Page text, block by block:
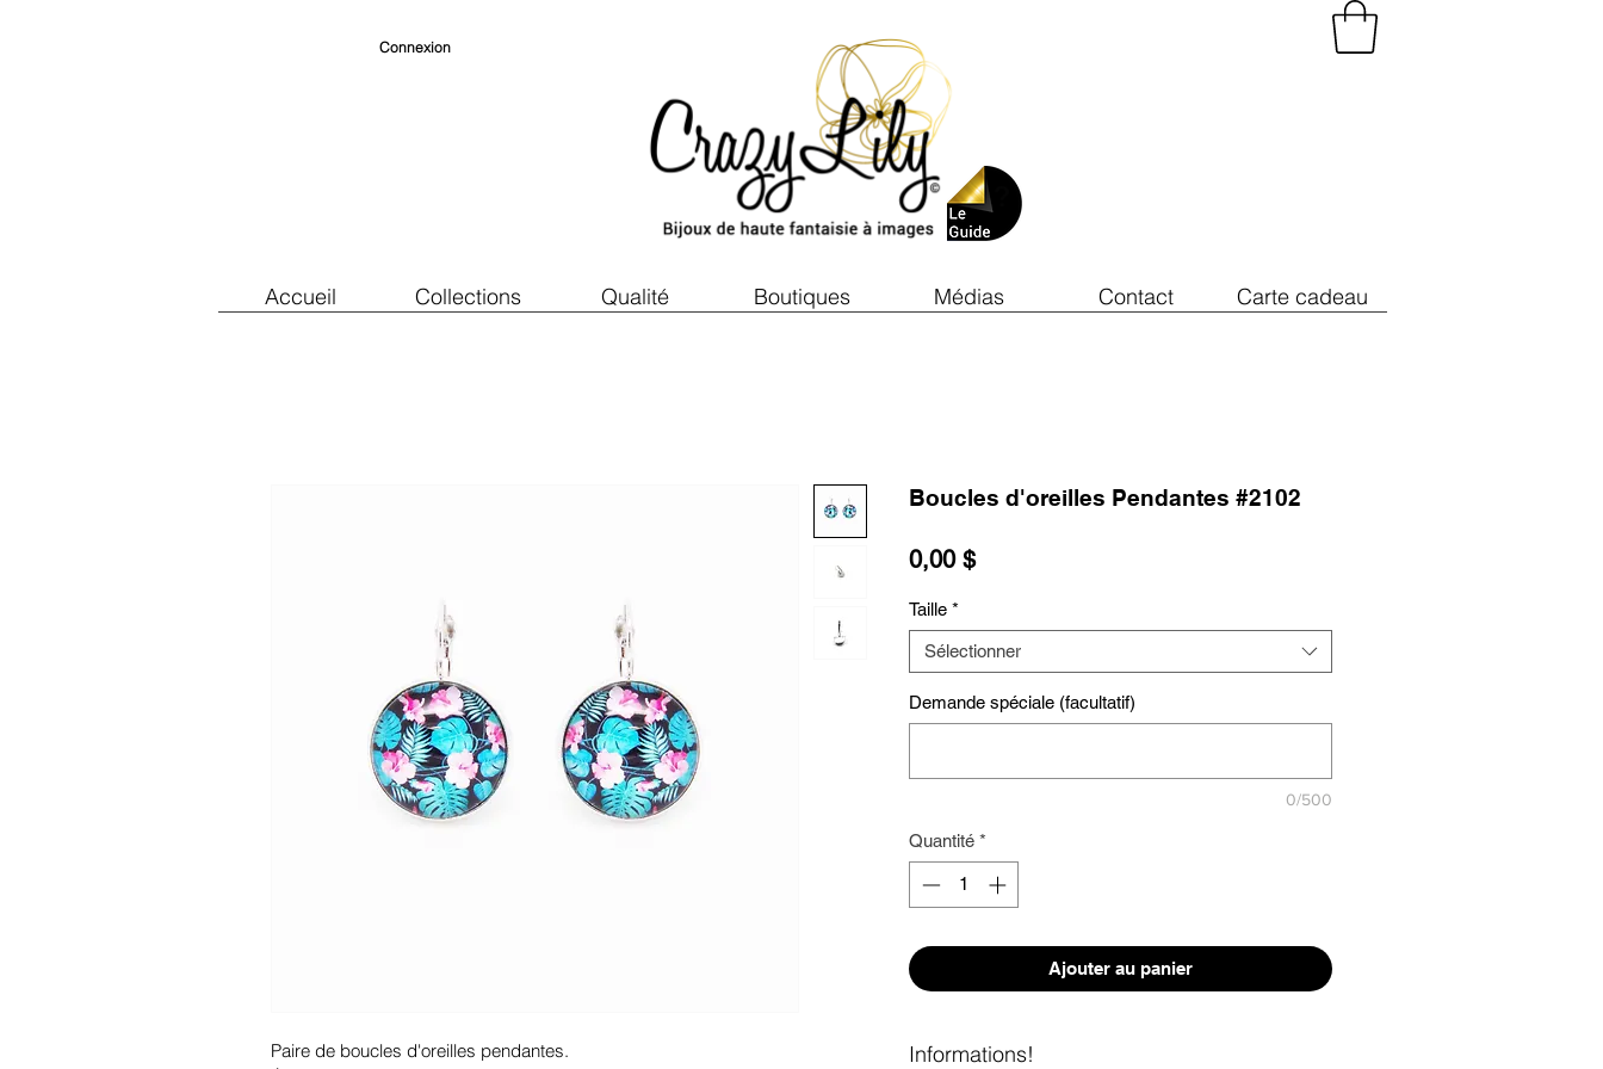
Accueil Collections Qualité Boutiques Médias Contact Carte cadeau
Connexion
Paire de boucles d'oreilles pendantes.
Boucles d'oreilles Pendantes #2102
0,00 $Prix
Taille *
Sélectionner
Demande spéciale (facultatif)
0/500
Quantité *
Ajouter au panier
Informations!